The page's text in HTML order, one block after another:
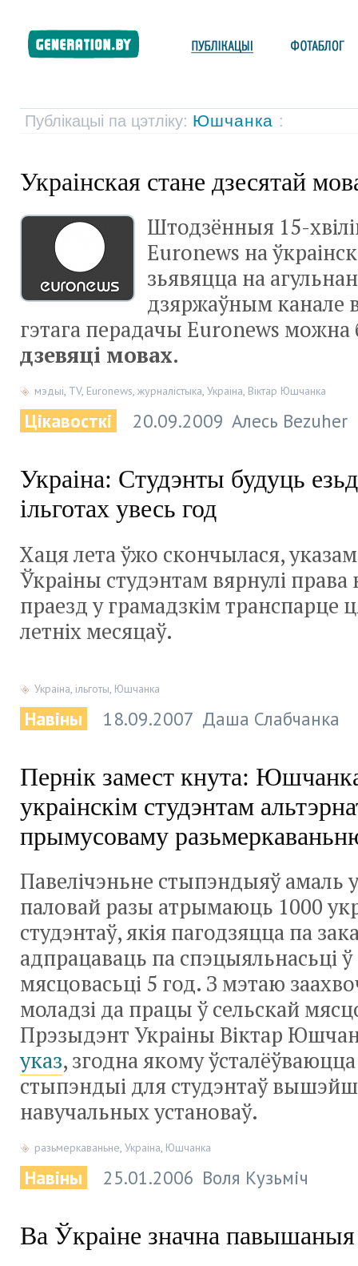
Публікацыі па цэтліку: Юшчанка :
Украінская стане дзесятай
Штодзённыя 15-
Euronews на
зьявяцца на
дзяржаўным канале
гэтага перадачы Euronews
дзевяці мовах.
мэдыі, TV, Euronews, журналістыка, Украіна, Віктар Юшчанка
Цікавосткі 20.09.2009 Алесь Bezuher
Украіна: Студэнты будуць
ільготах увесь год
Хаця лета ўжо скончылася,
Ўкраіны студэнтам вярнулі права
праезд у грамадзкім транспарце
летніх месяцаў.
Украіна, ільготы, Юшчанка
Навіны 18.09.2007 Даша Слабчанка
Пернік замест кнута:
украінскім студэнтам
прымусоваму
Павелічэньне стыпэндыяў амаль
паловай разы атрымаюць 1000
студэнтаў, якія пагодзяцца па
адпрацаваць па спэцыяльнасьці ў
мясцовасьці 5 год. З мэтаю
моладзі да працы ў сельскай
Прэзыдэнт Украіны Віктар
указ, згодна якому
стыпэндыі для студэнтаў
навучальных установаў.
разьмеркаваньне, Украіна, Юшчанка
Навіны 25.01.2006 Воля Кузьміч
Ва Ўкраіне значна